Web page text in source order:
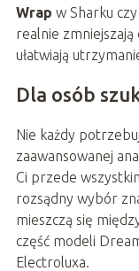
Wrap w Sharku
realnie zmniejszają
ułatwiają
Dla osób
Nie każdy
zaawansowanej
Ci przede
rozsądny wybór
mieszczą się
część modeli
Electroluxa.